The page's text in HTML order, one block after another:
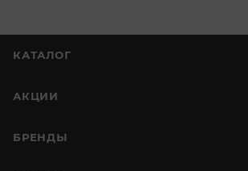
КАТАЛОГ
АКЦИИ
БРЕНДЫ